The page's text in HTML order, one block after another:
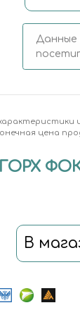
Данные
цена
ФОК
В